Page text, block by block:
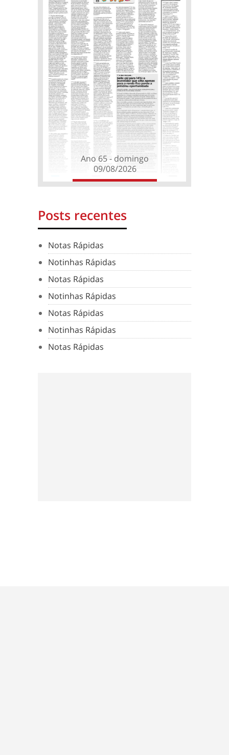
Ano 65 - domingo
09/08/2026
Posts recentes
Notas Rápidas
Notinhas Rápidas
Notas Rápidas
Notinhas Rápidas
Notas Rápidas
Notinhas Rápidas
Notas Rápidas